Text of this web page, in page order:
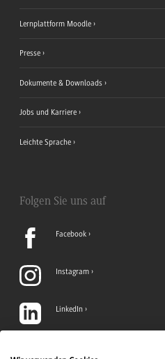
Lernplattform Moodle
Presse
Dokumente & Downloads
Jobs und Karriere
Leichte Sprache
Folgen Sie uns auf
Facebook
Instagram
LinkedIn